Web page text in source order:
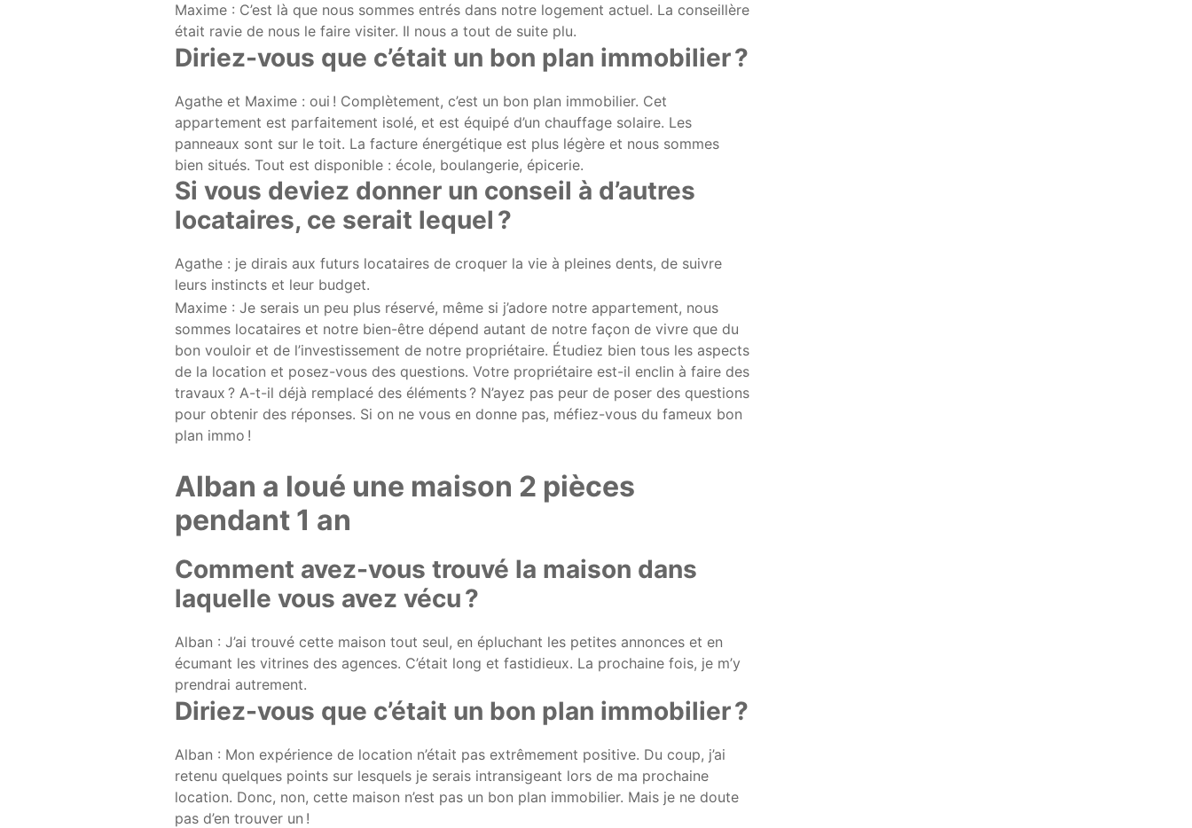
Maxime : C’est là que nous sommes entrés dans notre logement actuel. La conseillère
était ravie de nous le faire visiter. Il nous a tout de suite plu.
Diriez-vous que c’était un bon plan immobilier ?
Agathe et Maxime : oui ! Complètement, c’est un bon plan immobilier. Cet
appartement est parfaitement isolé, et est équipé d’un chauffage solaire. Les
panneaux sont sur le toit. La facture énergétique est plus légère et nous sommes
bien situés. Tout est disponible : école, boulangerie, épicerie.
Si vous deviez donner un conseil à d’autres
locataires, ce serait lequel ?
Agathe : je dirais aux futurs locataires de croquer la vie à pleines dents, de suivre
leurs instincts et leur budget.
Maxime : Je serais un peu plus réservé, même si j’adore notre appartement, nous
sommes locataires et notre bien-être dépend autant de notre façon de vivre que du
bon vouloir et de l’investissement de notre propriétaire. Étudiez bien tous les aspects
de la location et posez-vous des questions. Votre propriétaire est-il enclin à faire des
travaux ? A-t-il déjà remplacé des éléments ? N’ayez pas peur de poser des questions
pour obtenir des réponses. Si on ne vous en donne pas, méfiez-vous du fameux bon
plan immo !
Alban a loué une maison 2 pièces
pendant 1 an
Comment avez-vous trouvé la maison dans
laquelle vous avez vécu ?
Alban : J’ai trouvé cette maison tout seul, en épluchant les petites annonces et en
écumant les vitrines des agences. C’était long et fastidieux. La prochaine fois, je m’y
prendrai autrement.
Diriez-vous que c’était un bon plan immobilier ?
Alban : Mon expérience de location n’était pas extrêmement positive. Du coup, j’ai
retenu quelques points sur lesquels je serais intransigeant lors de ma prochaine
location. Donc, non, cette maison n’est pas un bon plan immobilier. Mais je ne doute
pas d’en trouver un !